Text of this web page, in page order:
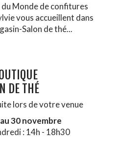
Monde de confitures
vous accueillent dans
Salon de thé...
DE THÉ
lors de votre venue
30 novembre
: 14h - 18h30